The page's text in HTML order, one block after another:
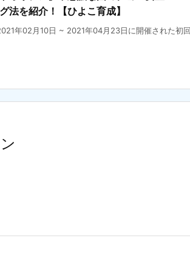
法を紹介！【ひよこ育成】
年02月10日 ~ 2021年04月23日に開催された初